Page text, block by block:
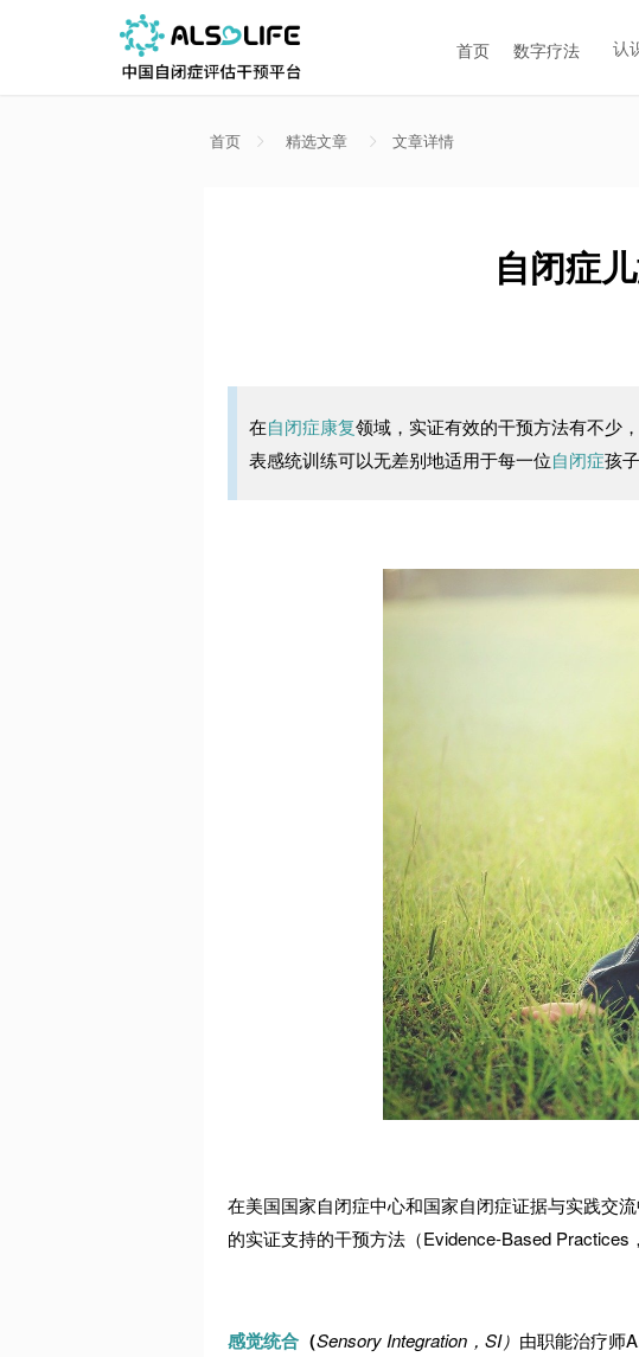
首页 数字疗法 认
首页 精选文章 文章详情
自闭症
在自闭症康复领域，实证有效的干预方法有不少
表感统训练可以无差别地适用于每一位自闭症孩子
在美国国家自闭症中心和国家自闭症证据与实践交
的实证支持的干预方法（Evidence-Based Practices ，
感觉统合 （Sensory Integration ， SI） 由职能治疗师